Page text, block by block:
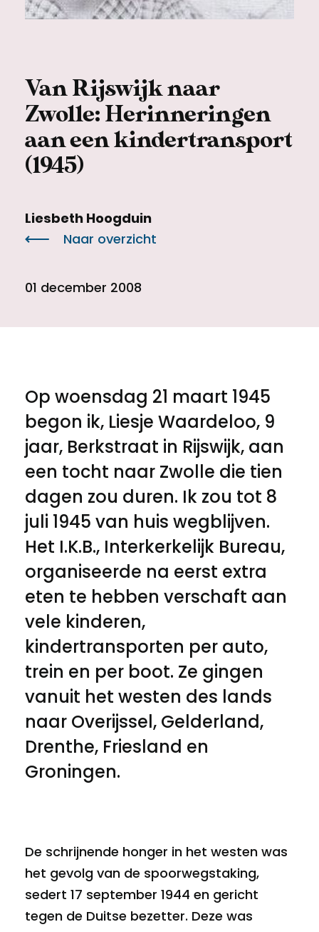
Voorwaarden
Van Rijswijk naar
Zwolle: Herinneringen
aan een kindertransport
(1945)
Liesbeth Hoogduin
Naar overzicht
01 december 2008
Op woensdag 21 maart 1945
begon ik, Liesje Waardeloo, 9
jaar, Berkstraat in Rijswijk, aan
een tocht naar Zwolle die tien
dagen zou duren. Ik zou tot 8
juli 1945 van huis wegblijven.
Het I.K.B., Interkerkelijk Bureau,
organiseerde na eerst extra
eten te hebben verschaft aan
vele kinderen,
kindertransporten per auto,
trein en per boot. Ze gingen
vanuit het westen des lands
naar Overijssel, Gelderland,
Drenthe, Friesland en
Groningen.
De schrijnende honger in het westen was
het gevolg van de spoorwegstaking,
sedert 17 september 1944 en gericht
tegen de Duitse bezetter. Deze was